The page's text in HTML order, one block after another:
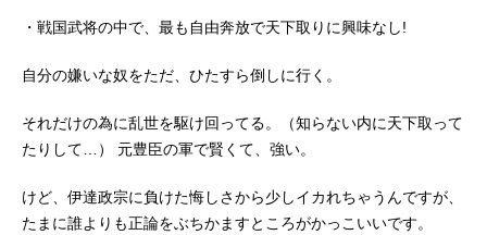
・戦国武将の中で、最も自由奔放で天下取りに興味なし!
自分の嫌いな奴をただ、ひたすら倒しに行く。
それだけの為に乱世を駆け回ってる。（知らない内に天下取って
たりして…） 元豊臣の軍で賢くて、強い。
けど、伊達政宗に負けた悔しさから少しイカれちゃうんですが、
たまに誰よりも正論をぶちかますところがかっこいいです。